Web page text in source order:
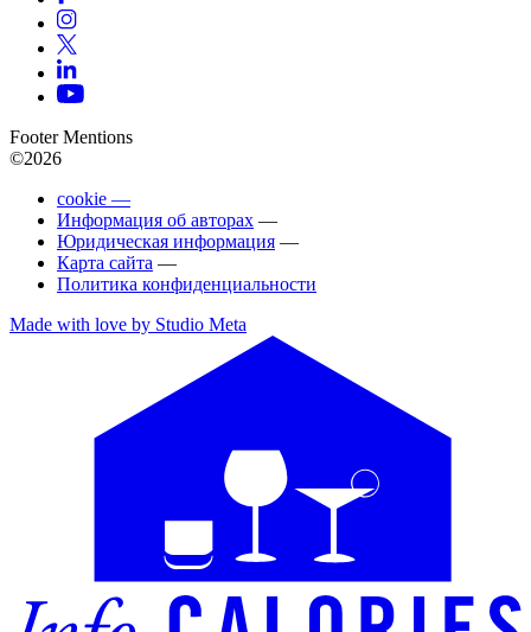
Footer Mentions
©2026
cookie —
Информация об авторах —
Юридическая информация —
Карта сайта —
Политика конфиденциальности
Made with love by Studio Meta